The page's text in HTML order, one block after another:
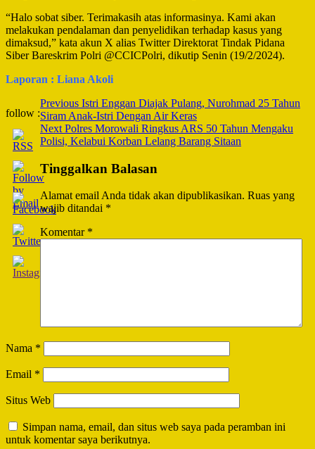
“Halo sobat siber. Terimakasih atas informasinya. Kami akan
melakukan pendalaman dan penyelidikan terhadap kasus yang
dimaksud,” kata akun X alias Twitter Direktorat Tindak Pidana
Siber Bareskrim Polri @CCICPolri, dikutip Senin (19/2/2024).
Laporan : Liana Akoli
follow :
Post
Navigation
Previous Istri Enggan Diajak Pulang, Nurohmad 25 Tahun
Siram Anak-Istri Dengan Air Keras
Next Polres Morowali Ringkus ARS 50 Tahun Mengaku
Polisi, Kelabui Korban Lelang Barang Sitaan
Tinggalkan Balasan
Alamat email Anda tidak akan dipublikasikan. Ruas yang
wajib ditandai *
Komentar *
Nama *
Email *
Situs Web
Simpan nama, email, dan situs web saya pada peramban ini
untuk komentar saya berikutnya.